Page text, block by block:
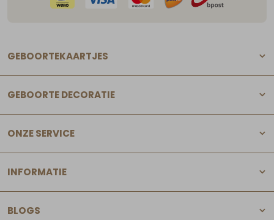
GEBOORTEKAARTJES
GEBOORTE DECORATIE
ONZE SERVICE
INFORMATIE
BLOGS